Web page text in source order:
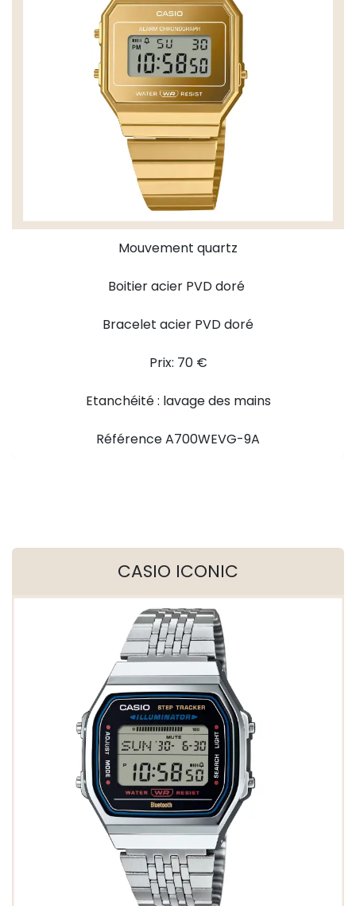
Mouvement quartz
Boitier acier PVD doré
Bracelet acier PVD doré
Prix: 70 €
Etanchéité : lavage des mains
Référence A700WEVG-9A
CASIO ICONIC